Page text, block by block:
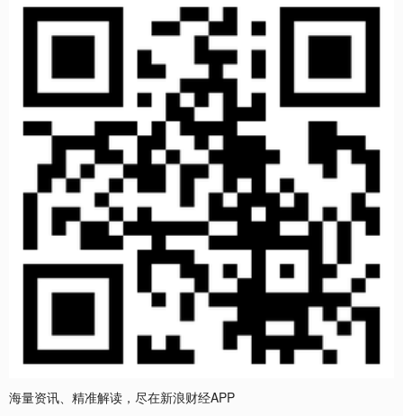
海量资讯、精准解读，尽在新浪财经APP